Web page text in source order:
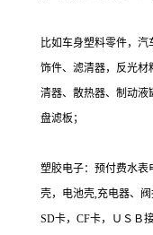
比如车身塑料零件，
饰件、滤清器，反光材
清器、散热器、制动液
盘滤板；
塑胶电子：预付费水表
壳，电池壳,充电器、
SD卡，CF卡，ＵＳＢ